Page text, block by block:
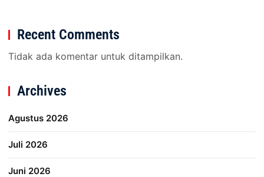
Recent Comments
Tidak ada komentar untuk ditampilkan.
Archives
Agustus 2026
Juli 2026
Juni 2026